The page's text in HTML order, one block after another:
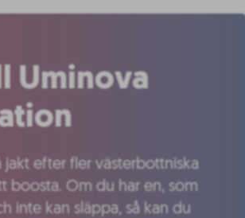
Uminova
jakt efter fler västerbottniska
boosta. Om du har en, som
inte kan släppa, så kan du